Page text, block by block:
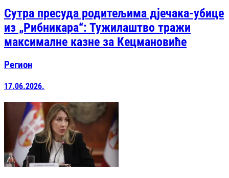
Сутра пресуда родитељима дјечака-убице
из „Рибникара“: Тужилаштво тражи
максималне казне за Кецмановиће
Регион
17.06.2026.